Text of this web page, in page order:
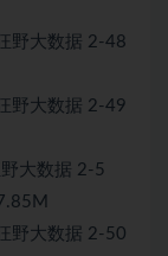
野大数据 2-48
野大数据 2-49
大数据 2-5
野大数据 2-50